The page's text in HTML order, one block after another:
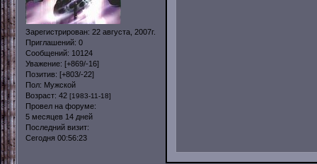
Зарегистрирован: 22 августа, 2007г.
Приглашений: 0
Сообщений: 10124
Уважение: [+869/-16]
Позитив: [+803/-22]
Пол: Мужской
Возраст: 42 [1983-11-18]
Провел на форуме:
5 месяцев 14 дней
Последний визит:
Сегодня 00:56:23